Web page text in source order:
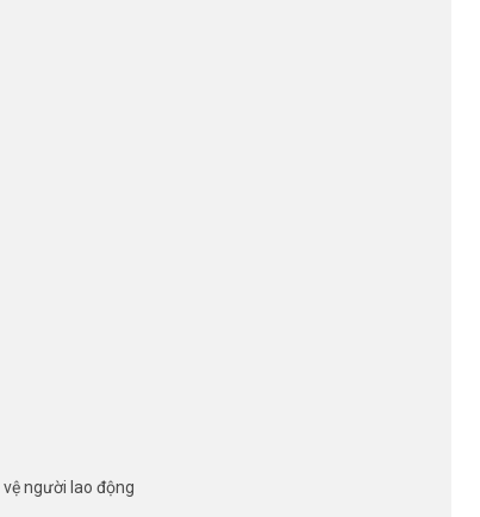
người lao động